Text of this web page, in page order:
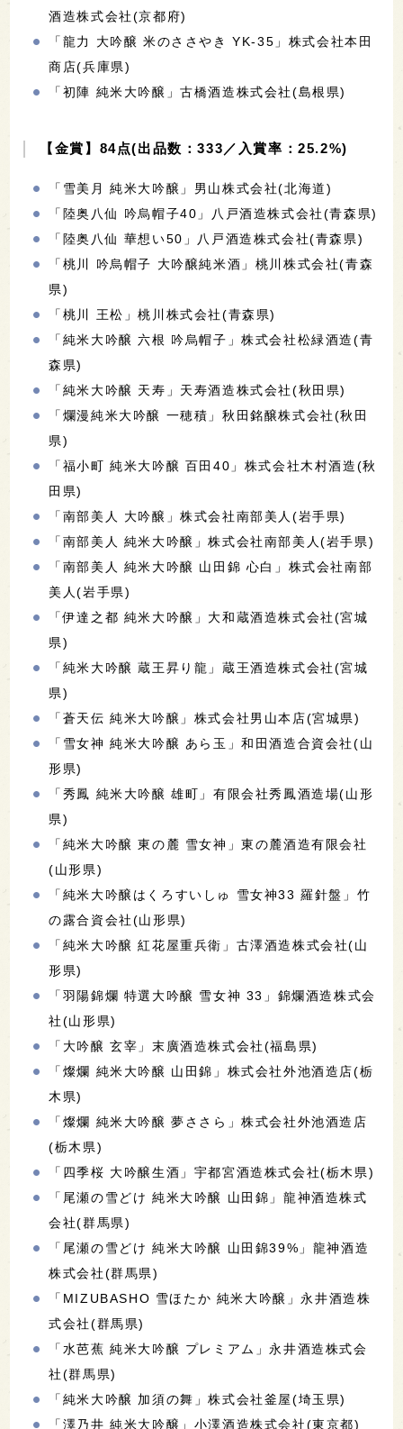
酒造株式会社(京都府)
「龍力 大吟醸 米のささやき YK-35」株式会社本田
商店(兵庫県)
「初陣 純米大吟醸」古橋酒造株式会社(島根県)
【金賞】84点(出品数：333／入賞率：25.2%)
「雪美月 純米大吟醸」男山株式会社(北海道)
「陸奥八仙 吟烏帽子40」八戸酒造株式会社(青森県)
「陸奥八仙 華想い50」八戸酒造株式会社(青森県)
「桃川 吟烏帽子 大吟醸純米酒」桃川株式会社(青森
県)
「桃川 王松」桃川株式会社(青森県)
「純米大吟醸 六根 吟烏帽子」株式会社松緑酒造(青
森県)
「純米大吟醸 天寿」天寿酒造株式会社(秋田県)
「爛漫純米大吟醸 一穂積」秋田銘醸株式会社(秋田
県)
「福小町 純米大吟醸 百田40」株式会社木村酒造(秋
田県)
「南部美人 大吟醸」株式会社南部美人(岩手県)
「南部美人 純米大吟醸」株式会社南部美人(岩手県)
「南部美人 純米大吟醸 山田錦 心白」株式会社南部
美人(岩手県)
「伊達之都 純米大吟醸」大和蔵酒造株式会社(宮城
県)
「純米大吟醸 蔵王昇り龍」蔵王酒造株式会社(宮城
県)
「蒼天伝 純米大吟醸」株式会社男山本店(宮城県)
「雪女神 純米大吟醸 あら玉」和田酒造合資会社(山
形県)
「秀鳳 純米大吟醸 雄町」有限会社秀鳳酒造場(山形
県)
「純米大吟醸 東の麓 雪女神」東の麓酒造有限会社
(山形県)
「純米大吟醸はくろすいしゅ 雪女神33 羅針盤」竹
の露合資会社(山形県)
「純米大吟醸 紅花屋重兵衛」古澤酒造株式会社(山
形県)
「羽陽錦爛 特選大吟醸 雪女神 33」錦爛酒造株式会
社(山形県)
「大吟醸 玄宰」末廣酒造株式会社(福島県)
「燦爛 純米大吟醸 山田錦」株式会社外池酒造店(栃
木県)
「燦爛 純米大吟醸 夢ささら」株式会社外池酒造店
(栃木県)
「四季桜 大吟醸生酒」宇都宮酒造株式会社(栃木県)
「尾瀬の雪どけ 純米大吟醸 山田錦」龍神酒造株式
会社(群馬県)
「尾瀬の雪どけ 純米大吟醸 山田錦39%」龍神酒造
株式会社(群馬県)
「MIZUBASHO 雪ほたか 純米大吟醸」永井酒造株
式会社(群馬県)
「水芭蕉 純米大吟醸 プレミアム」永井酒造株式会
社(群馬県)
「純米大吟醸 加須の舞」株式会社釜屋(埼玉県)
「澤乃井 純米大吟醸」小澤酒造株式会社(東京都)